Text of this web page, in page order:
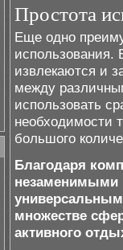
Простота
Еще одно
использования.
извлекаются и
между
использовать
необходимости
большого
Благодаря
незаменимыми
множестве
активного